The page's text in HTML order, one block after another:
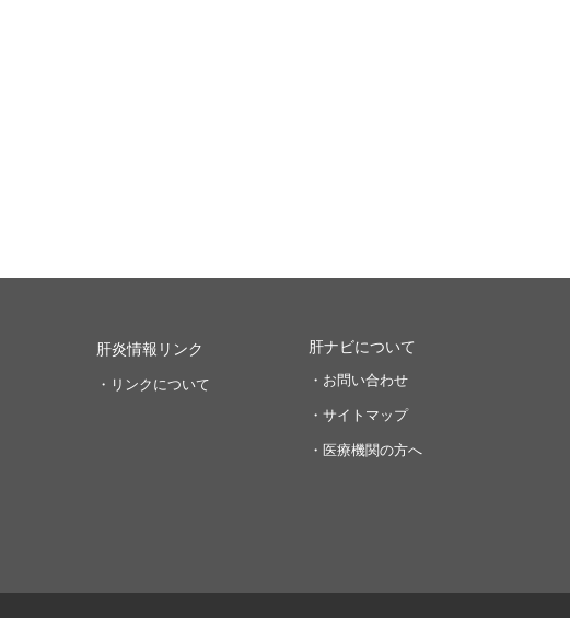
肝炎情報リンク
・リンクについて
肝ナビについて
・お問い合わせ
・サイトマップ
・医療機関の方へ